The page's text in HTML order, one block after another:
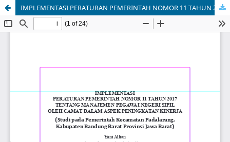
IMPLEMENTASI PERATURAN PEMERINTAH NOMOR 11 TAHUN 2017 TENTANG MANAJEMEN PEGAWAI NEGERI SIPIL OLEH CAMAT DALAM ASPEK PENINGKATAN KINERJA (Studi pada Pemerintah Kecamatan Padalarang, Kabupaten Bandung Barat Provinsi Jawa Barat)